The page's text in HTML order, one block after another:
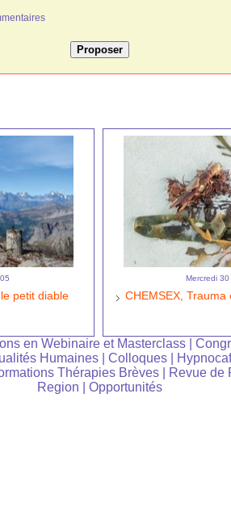
petit diable
Mercredi
CHEMSEX, Trauma
en Webinaire et Masterclass
Humaines Colloques
Thérapies Brèves Revue de
Region
Opportunités